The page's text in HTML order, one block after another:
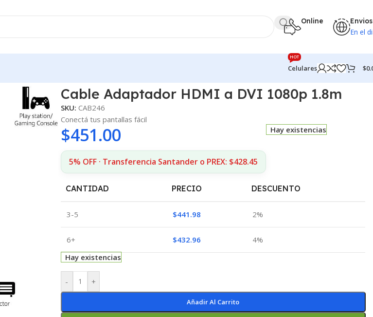
Online Envios
En el
Celulares
HOT
$
Cable Adaptador HDMI a DVI 1080p 1.8m
SKU: CAB246
Conectá tus pantallas fácil
$451.00
5% OFF · Transferencia Santander o PREX: $428.45
Hay existencias
CANTIDAD PRECIO DESCUENTO
3-5 $441.98 2%
6+ $432.96
4%
Hay existencias
- +
Añadir Al Carrito